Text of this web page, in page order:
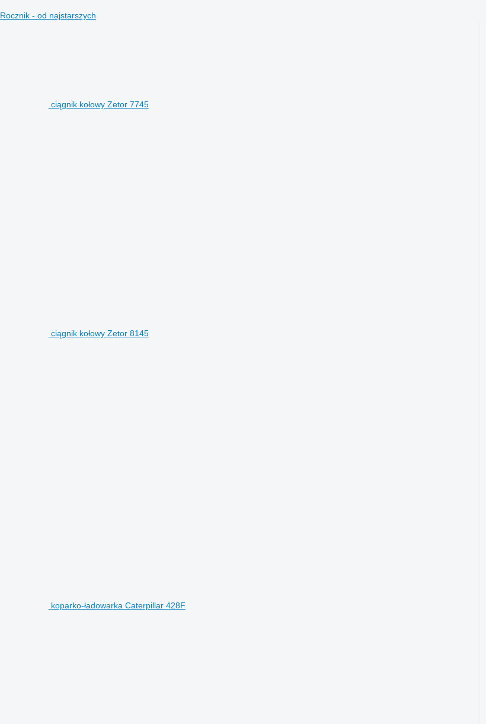
Rocznik - od najstarszych
ciągnik kołowy Zetor 7745
ciągnik kołowy Zetor 8145
koparko-ładowarka Caterpillar 428F